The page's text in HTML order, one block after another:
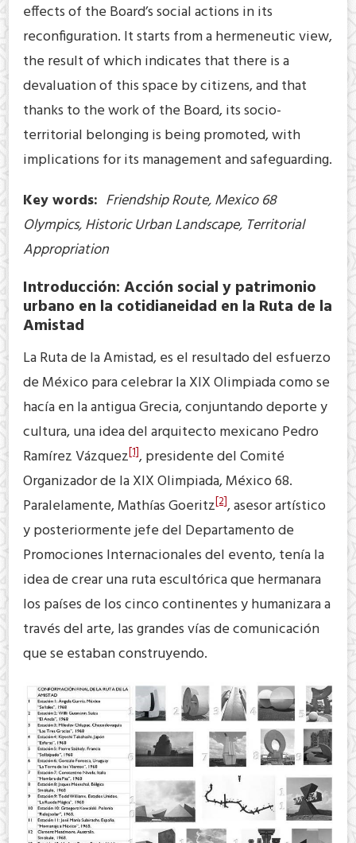
effects of the Board’s social actions in its
reconfiguration. It starts from a hermeneutic view,
the result of which indicates that there is a
devaluation of this space by citizens, and that
thanks to the work of the Board, its socio-
territorial belonging is being promoted, with
implications for its management and safeguarding.
Key words: Friendship Route, Mexico 68
Olympics, Historic Urban Landscape, Territorial
Appropriation
Introducción: Acción social y patrimonio
urbano en la cotidianeidad en la Ruta de la
Amistad
La Ruta de la Amistad, es el resultado del esfuerzo
de México para celebrar la XIX Olimpiada como se
hacía en la antigua Grecia, conjuntando deporte y
cultura, una idea del arquitecto mexicano Pedro
Ramírez Vázquez[1], presidente del Comité
Organizador de la XIX Olimpiada, México 68.
Paralelamente, Mathías Goeritz[2], asesor artístico
y posteriormente jefe del Departamento de
Promociones Internacionales del evento, tenía la
idea de crear una ruta escultórica que hermanara
los países de los cinco continentes y humanizara a
través del arte, las grandes vías de comunicación
que se estaban construyendo.